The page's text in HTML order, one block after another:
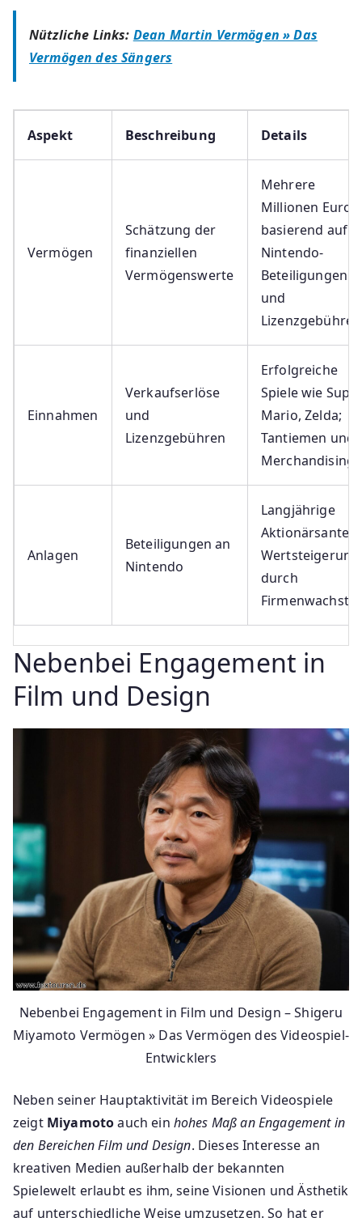
Nützliche Links: Dean Martin Vermögen » Das
Vermögen des Sängers
Aspekt Beschreibung Details
Vermögen
Schätzung der
finanziellen
Vermögenswerte
Mehrere
Millionen Euro,
basierend auf
Nintendo-
Beteiligungen
und
Lizenzgebühren
Einnahmen
Verkaufserlöse
und
Lizenzgebühren
Erfolgreiche
Spiele wie
Mario, Zelda;
Tantiemen und
Merchandising
Anlagen
Beteiligungen an
Nintendo
Langjährige
Wertsteigerung
durch
Nebenbei Engagement in
Film und Design
Nebenbei Engagement in Film und Design – Shigeru
Miyamoto Vermögen » Das Vermögen des Videospiel-
Entwicklers
Neben seiner Hauptaktivität im Bereich Videospiele
zeigt Miyamotoauch ein hohes Maß an Engagement in
den Bereichen Film und Design. Dieses Interesse an
kreativen Medien außerhalb der bekannten
Spielewelt erlaubt es ihm, seine Visionen und Ästhetik
auf unterschiedliche Weise umzusetzen. So hat er